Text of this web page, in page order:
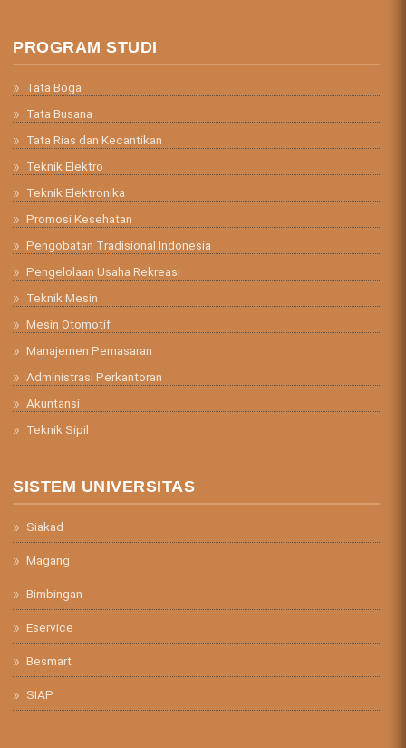
PROGRAM STUDI
Tata Boga
Tata Busana
Tata Rias dan Kecantikan
Teknik Elektro
Teknik Elektronika
Promosi Kesehatan
Pengobatan Tradisional Indonesia
Pengelolaan Usaha Rekreasi
Teknik Mesin
Mesin Otomotif
Manajemen Pemasaran
Administrasi Perkantoran
Akuntansi
Teknik Sipil
SISTEM UNIVERSITAS
Siakad
Magang
Bimbingan
Eservice
Besmart
SIAP